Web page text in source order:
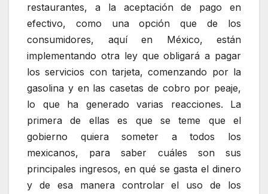
restaurantes, a la aceptación de pago en
efectivo, como una opción que de los
consumidores, aquí en México, están
implementando otra ley que obligará a pagar
los servicios con tarjeta, comenzando por la
gasolina y en las casetas de cobro por peaje,
lo que ha generado varias reacciones. La
primera de ellas es que se teme que el
gobierno quiera someter a todos los
mexicanos, para saber cuáles son sus
principales ingresos, en qué se gasta el dinero
y de esa manera controlar el uso de los